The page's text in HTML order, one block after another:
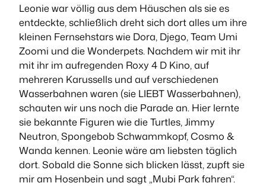
Leonie war völlig aus dem Häuschen als sie es
entdeckte, schließlich dreht sich dort alles um ihre
kleinen Fernsehstars wie Dora, Djego, Team Umi
Zoomi und die Wonderpets. Nachdem wir mit ihr
mit ihr im aufregenden Roxy 4 D Kino, auf
mehreren Karussells und auf verschiedenen
Wasserbahnen waren (sie LIEBT Wasserbahnen),
schauten wir uns noch die Parade an. Hier lernte
sie bekannte Figuren wie die Turtles, Jimmy
Neutron, Spongebob Schwammkopf, Cosmo &
Wanda kennen. Leonie wäre am liebsten täglich
dort. Sobald die Sonne sich blicken lässt, zupft sie
mir am Hosenbein und sagt „Mubi Park fahren“.